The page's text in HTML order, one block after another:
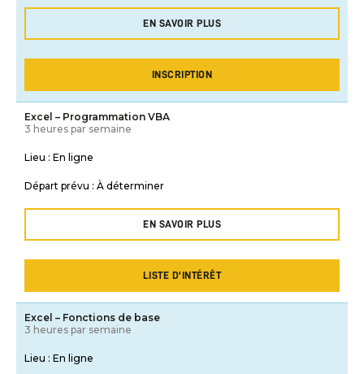
EN SAVOIR PLUS
INSCRIPTION
Excel – Programmation VBA
3 heures par semaine
Lieu : En ligne
Départ prévu : À déterminer
EN SAVOIR PLUS
LISTE D'INTÉRÊT
Excel – Fonctions de base
3 heures par semaine
Lieu : En ligne